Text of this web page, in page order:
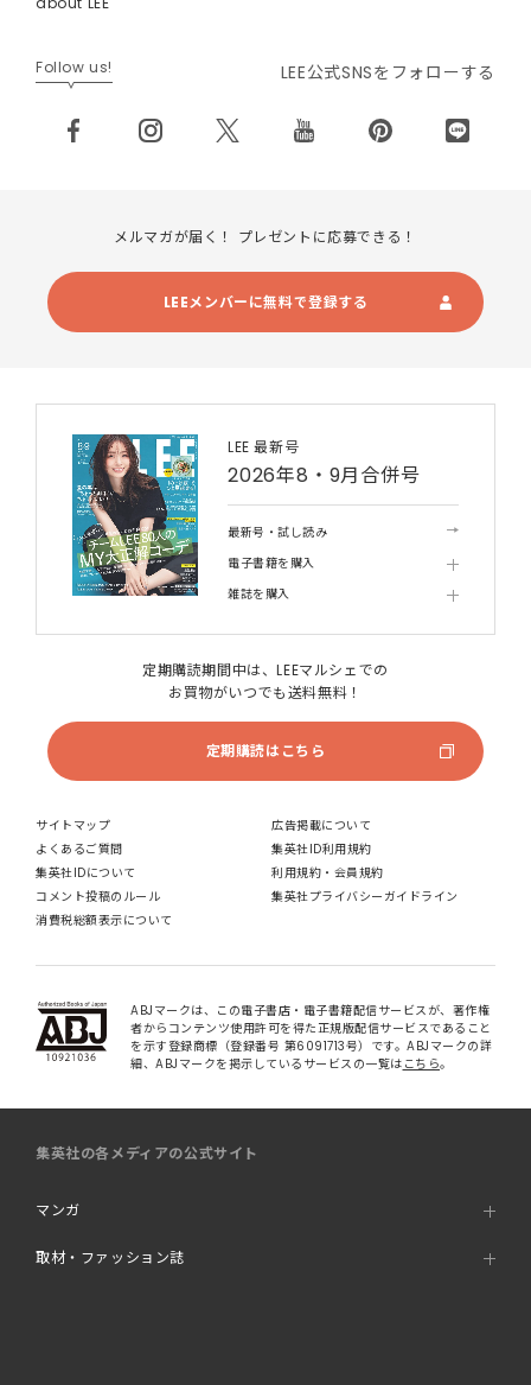
Follow us! LEE公式SNSをフォローする
メルマガが届く！ プレゼントに応募できる！
LEEメンバーに無料で登録する
LEE 最新号
2026年8・9月合併号
最新号・試し読み
電子書籍を購入
雑誌を購入
定期購読期間中は、LEEマルシェでの
お買物がいつでも送料無料！
定期購読はこちら
サイトマップ
広告掲載について
よくあるご質問
集英社ID利用規約
集英社IDについて
利用規約・会員規約
コメント投稿のルール
集英社プライバシーガイドライン
消費税総額表示について
ABJマークは、この電子書店・電子書籍配信サービスが、著作権
者からコンテンツ使用許可を得た正規版配信サービスであること
を示す登録商標（登録番号 第6091713号）です。ABJマークの詳
細、ABJマークを掲示しているサービスの一覧は こちら。
集英社の各メディアの公式サイト
マンガ
取材・ファッション誌